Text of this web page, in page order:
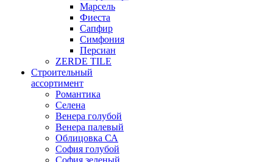
Марсель
Фиеста
Сапфир
Симфония
Персиан
ZERDE TILE
Строительный
ассортимент
Романтика
Селена
Венера голубой
Венера палевый
Облицовка СА
София голубой
София зеленый